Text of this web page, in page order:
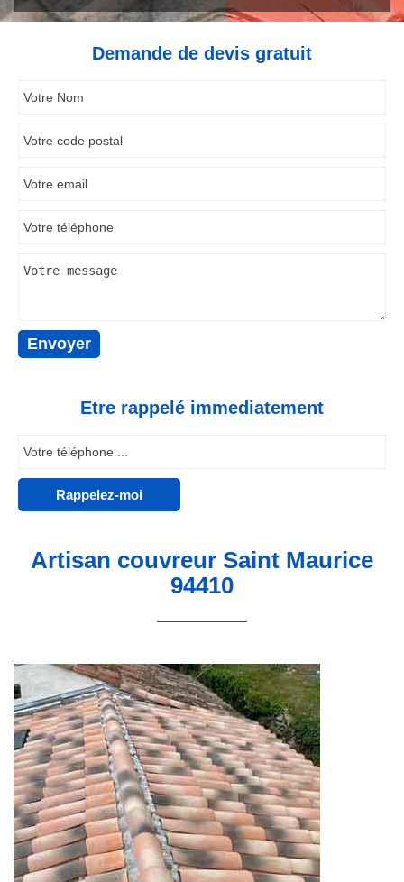
Demande de devis gratuit
Etre rappelé immediatement
Artisan couvreur Saint Maurice
94410